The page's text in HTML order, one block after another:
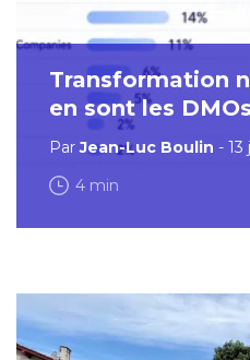
Transformation
en sont les
ParJean-Luc Boulin - 13
4 min